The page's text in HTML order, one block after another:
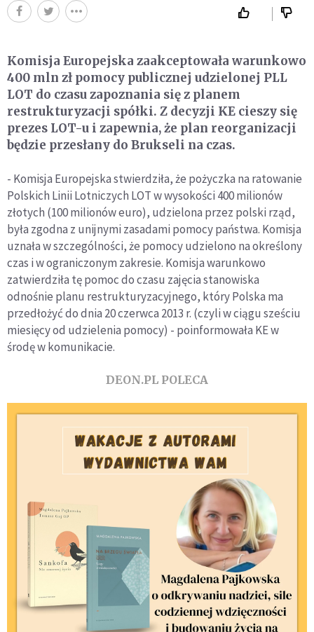
Komisja Europejska zaakceptowała warunkowo
400 mln zł pomocy publicznej udzielonej PLL
LOT do czasu zapoznania się z planem
restrukturyzacji spółki. Z decyzji KE cieszy się
prezes LOT-u i zapewnia, że plan reorganizacji
będzie przesłany do Brukseli na czas.
- Komisja Europejska stwierdziła, że pożyczka na ratowanie
Polskich Linii Lotniczych LOT w wysokości 400 milionów
złotych (100 milionów euro), udzielona przez polski rząd,
była zgodna z unijnymi zasadami pomocy państwa. Komisja
uznała w szczególności, że pomocy udzielono na określony
czas i w ograniczonym zakresie. Komisja warunkowo
zatwierdziła tę pomoc do czasu zajęcia stanowiska
odnośnie planu restrukturyzacyjnego, który Polska ma
przedłożyć do dnia 20 czerwca 2013 r. (czyli w ciągu sześciu
miesięcy od udzielenia pomocy) - poinformowała KE w
środę w komunikacie.
DEON.PL POLECA